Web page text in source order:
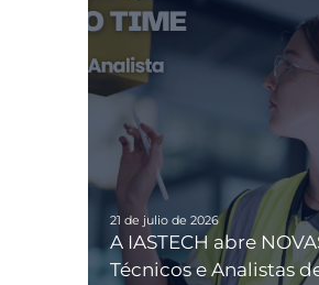
21 de julio de 2026
A IASTECH abre
Técnicos e Analistas